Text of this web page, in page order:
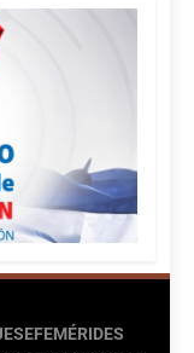
EFEMÉRIDES